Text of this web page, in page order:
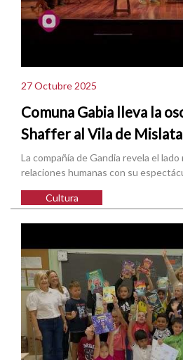
27 Octubre 2025
Comuna Gabia lleva la
Shaffer al Vila de Mislata
La compañía de Gandia revela el lado
relaciones humanas con su
Cultura